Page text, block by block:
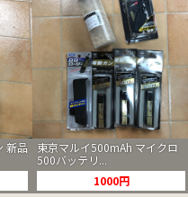
新品
東京マルイ500mAh マイクロ
500バッテリ...
1000円